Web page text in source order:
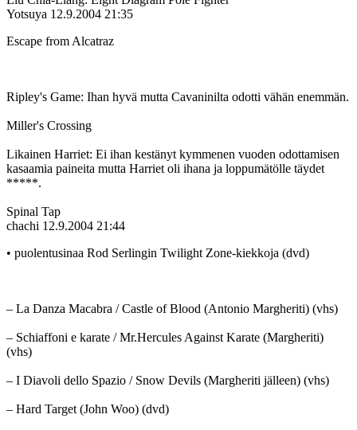
Yotsuya 12.9.2004 21:35
Escape from Alcatraz
Ripley's Game: Ihan hyvä mutta Cavaninilta odotti vähän enemmän.
Miller's Crossing
Likainen Harriet: Ei ihan kestänyt kymmenen vuoden odottamisen
kasaamia paineita mutta Harriet oli ihana ja loppumätölle täydet
*****.
Spinal Tap
chachi 12.9.2004 21:44
• puolentusinaa Rod Serlingin Twilight Zone-kiekkoja (dvd)
– La Danza Macabra / Castle of Blood (Antonio Margheriti) (vhs)
– Schiaffoni e karate / Mr.Hercules Against Karate (Margheriti)
(vhs)
– I Diavoli dello Spazio / Snow Devils (Margheriti jälleen) (vhs)
– Hard Target (John Woo) (dvd)